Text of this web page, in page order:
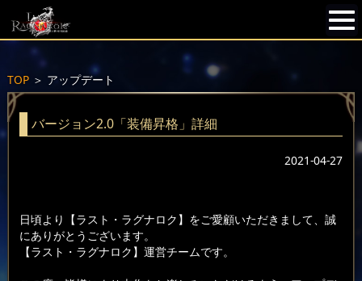
TOP＞ アップデート
バージョン2.0「装備昇格」詳細
2021-04-27
日頃より【ラスト・ラグナロク】をご愛顧いただきまして、誠
にありがとうございます。
【ラスト・ラグナロク】運営チームです。